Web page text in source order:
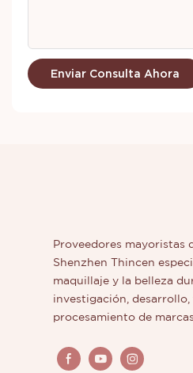
Enviar Consulta Ahora
Proveedores mayoristas
Shenzhen Thincen
maquillaje y la belleza
investigación,
procesamiento de